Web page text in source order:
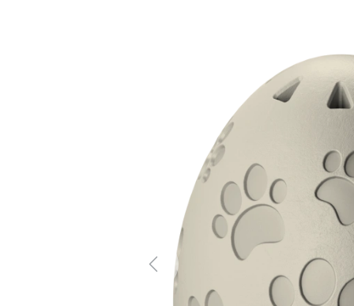
Previous